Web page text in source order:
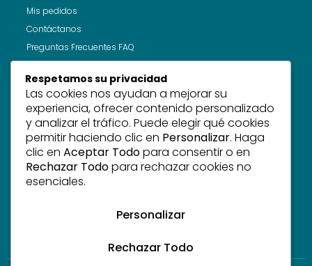
Mis pedidos
Contáctanos
Preguntas Frecuentes FAQ
Recibe noticias
Suscríbete a nuestra newsletter para conocer nuevos
productos, tendencias y ofertas.
Suscribirme!
Respetamos su privacidad
Las cookies nos ayudan a mejorar su
experiencia, ofrecer contenido personalizado
y analizar el tráfico. Puede elegir qué cookies
permitir haciendo clic en Personalizar. Haga
clic en Aceptar Todopara consentir o en
Rechazar Todopara rechazar cookies no
esenciales.
Personalizar
Rechazar Todo